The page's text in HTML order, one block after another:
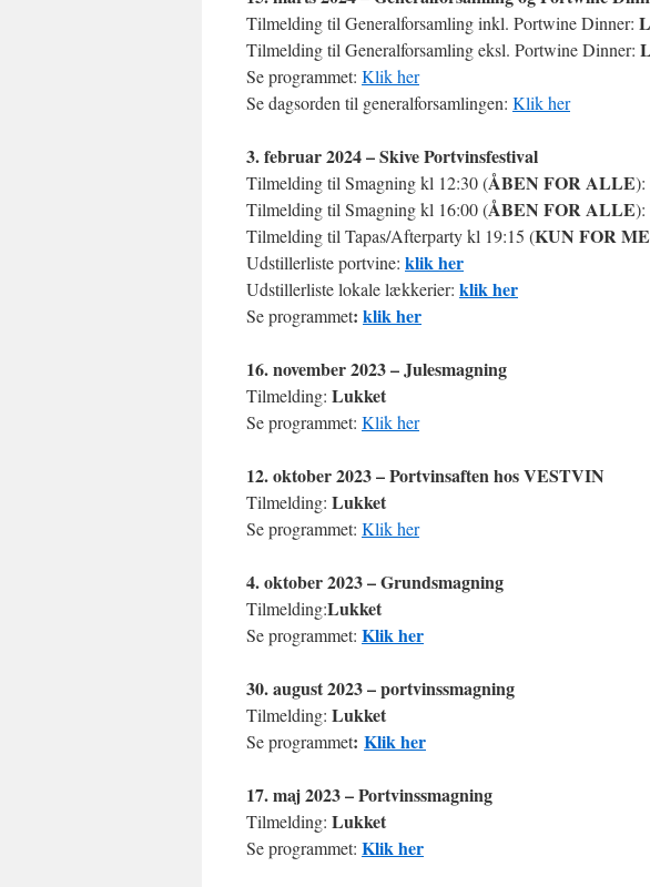
Tilmelding til Generalforsamling inkl. Portwine Dinner:
Tilmelding til Generalforsamling eksl. Portwine Dinner:
Se programmet: Klik her
Se dagsorden til generalforsamlingen: Klik her
3. februar 2024 – Skive Portvinsfestival
Tilmelding til Smagning kl 12:30 (ÅBEN FOR ALLE):
Tilmelding til Smagning kl 16:00 (ÅBEN FOR ALLE):
Tilmelding til Tapas/Afterparty kl 19:15 (KUN FOR
Udstillerliste portvine: klik her
Udstillerliste lokale lækkerier: klik her
Se programmet: klik her
16. november 2023 – Julesmagning
Tilmelding: Lukket
Se programmet: Klik her
12. oktober 2023 – Portvinsaften hos VESTVIN
Tilmelding: Lukket
Se programmet: Klik her
4. oktober 2023 – Grundsmagning
Tilmelding:Lukket
Se programmet: Klik her
30. august 2023 – portvinssmagning
Tilmelding: Lukket
Se programmet: Klik her
17. maj 2023 – Portvinssmagning
Tilmelding: Lukket
Se programmet: Klik her